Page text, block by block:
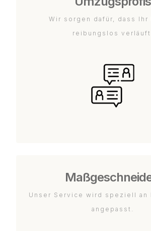
Wir sorgen dafür, dass Ihr
reibungslos verläuft.
Unser Service wird speziell an
angepasst.